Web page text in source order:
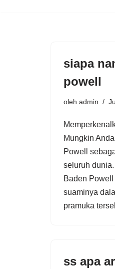
siapa
powell
oleh admin
Mungkin
Powell
seluruh
Baden
suaminya
pramuka
ss apa